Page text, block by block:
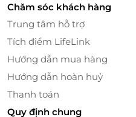
Chuyến đi không chỉ là
là dịp để bạn
sống
mình thư giãn trong
không gian biển trời bao
lạnh trong lúc mặt trời
Chăm sóc khách hàng
Trung tâm hỗ trợ
Tích điểm LifeLink
Hướng dẫn mua hàng
Hướng dẫn hoàn huỷ
Thanh toán
Quy định chung